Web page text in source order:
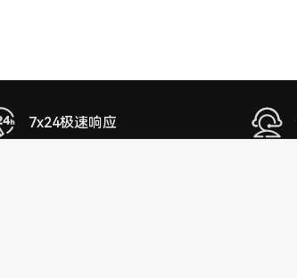
7x24极速响应